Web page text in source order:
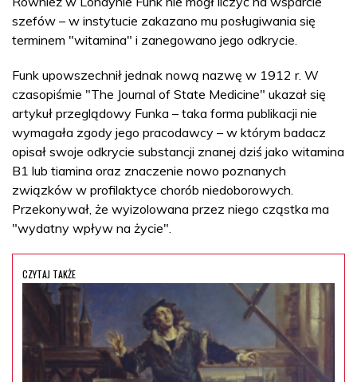
szefów – w instytucie zakazano mu posługiwania się
terminem "witamina" i zanegowano jego odkrycie.
Funk upowszechnił jednak nową nazwę w 1912 r. W
czasopiśmie "The Journal of State Medicine" ukazał się
artykuł przeglądowy Funka – taka forma publikacji nie
wymagała zgody jego pracodawcy – w którym badacz
opisał swoje odkrycie substancji znanej dziś jako witamina
B1 lub tiamina oraz znaczenie nowo poznanych
związków w profilaktyce chorób niedoborowych.
Przekonywał, że wyizolowana przez niego cząstka ma
"wydatny wpływ na życie".
CZYTAJ TAKŻE